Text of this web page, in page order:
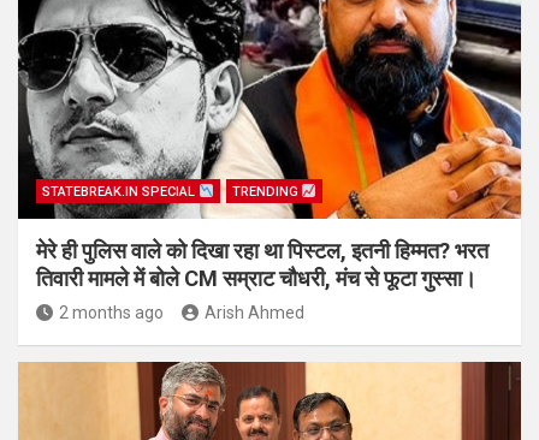
STATEBREAK.IN SPECIAL TRENDING
मेरे ही पुलिस वाले को दिखा रहा था पिस्टल, इतनी हिम्मत? भरत
तिवारी मामले में बोले CM सम्राट चौधरी, मंच से फूटा गुस्सा।
2 months ago Arish Ahmed